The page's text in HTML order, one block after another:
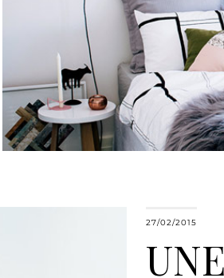
27/02/2015